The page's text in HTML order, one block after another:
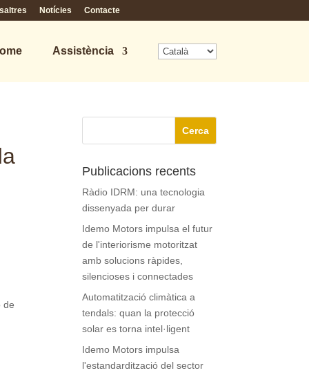
Notícies Contacte
Assistència
de
Publicacions recents
Ràdio IDRM: una tecnologia
dissenyada per durar
Idemo Motors impulsa el futur
de l'interiorisme motoritzat
amb solucions ràpides,
silencioses i connectades
Automatització climàtica a
tendals: quan la protecció
solar es torna intel·ligent
Idemo Motors impulsa
l'estandardització del sector